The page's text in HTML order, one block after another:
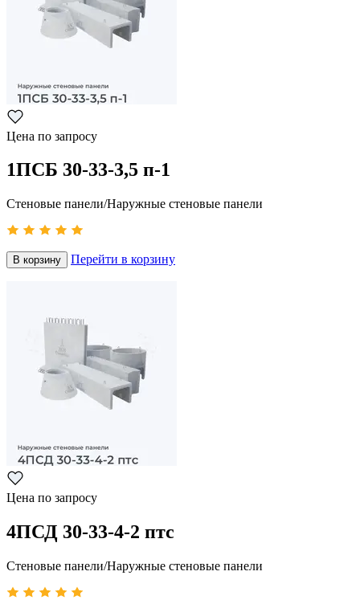
Цена по запросу
1ПСБ 30-33-3,5 п-1
Стеновые панели/Наружные стеновые панели
В корзину Перейти в корзину
Цена по запросу
4ПСД 30-33-4-2 птс
Стеновые панели/Наружные стеновые панели